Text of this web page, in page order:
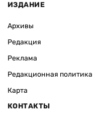
ИЗДАНИЕ
Архивы
Редакция
Реклама
Редакционная политика
Карта
КОНТАКТЫ